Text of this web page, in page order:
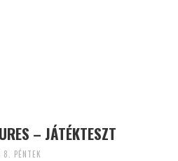
– JÁTÉKTESZT
PÉNTEK